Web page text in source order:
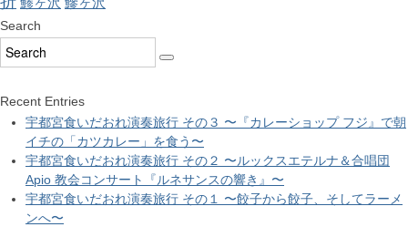
Search
Recent Entries
宇都宮食いだおれ演奏旅行 その３ 〜『カレーショップ フジ』で朝
イチの「カツカレー」を食う〜
宇都宮食いだおれ演奏旅行 その２ 〜ルックスエテルナ＆合唱団
Apio 教会コンサート『ルネサンスの響き』〜
宇都宮食いだおれ演奏旅行 その１ 〜餃子から餃子、そしてラーメ
ンへ〜